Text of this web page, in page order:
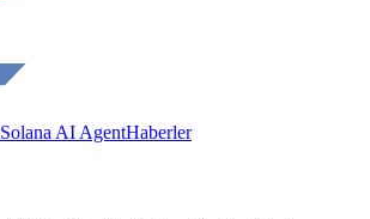
Solana AI AgentHaberler